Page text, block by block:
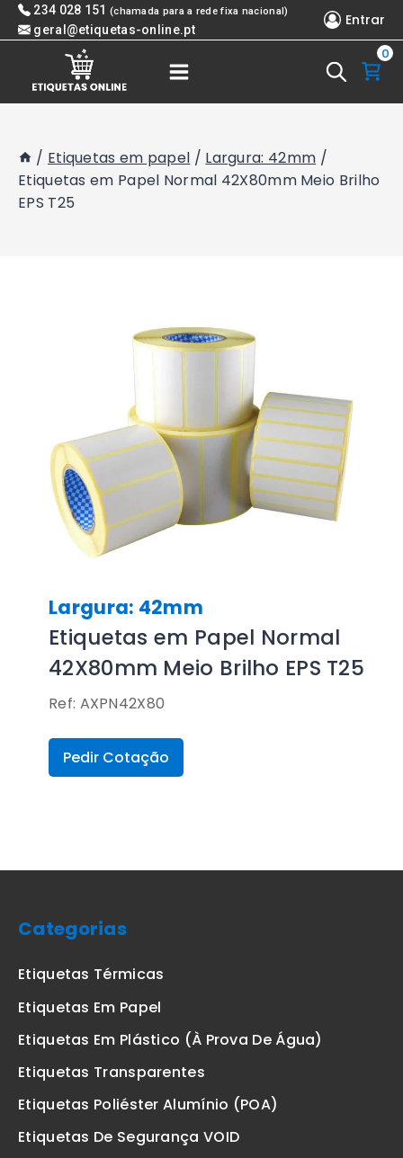
Skip 234 028 151 (chamada para a rede fixa nacional)
geral@etiquetas-online.pt
Entrar
0
/ Etiquetas em papel / Largura: 42mm /
Etiquetas em Papel Normal 42X80mm Meio Brilho
EPS T25
Largura: 42mm
Etiquetas em Papel Normal
42X80mm Meio Brilho EPS T25
Ref: AXPN42X80
Pedir Cotação
Categorias
Etiquetas Térmicas
Etiquetas Em Papel
Etiquetas Em Plástico (à Prova De Água)
Etiquetas Transparentes
Etiquetas Poliéster Alumínio (POA)
Etiquetas De Segurança VOID